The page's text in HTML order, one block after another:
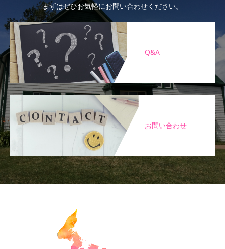
まずはぜひお気軽にお問い合わせください。
Q&A
お問い合わせ